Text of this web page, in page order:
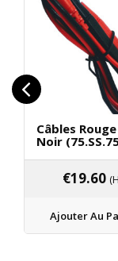
Câbles
Noir
€19.60
Ajouter Au